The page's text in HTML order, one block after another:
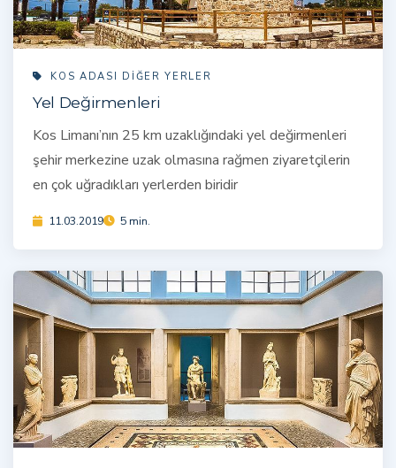
KOS ADASI DIĞER YERLER
Yel Değirmenleri
Kos Limanı’nın 25 km uzaklığındaki yel değirmenleri
şehir merkezine uzak olmasına rağmen ziyaretçilerin
en çok uğradıkları yerlerden biridir
11.03.2019 5 min.